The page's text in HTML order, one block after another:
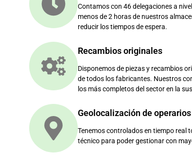
Contamos con 46 delegaciones a
menos de 2 horas de nuestros
reducir los tiempos de espera.
Recambios originales
Disponemos de piezas y recambios
de todos los fabricantes. Nuestros
los más completos del sector en la
Geolocalización de operarios
Tenemos controlados en tiempo real
técnico para poder gestionar con